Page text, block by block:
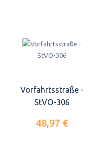
Vorfahrtsstraße -
StVO-306
48,97 €